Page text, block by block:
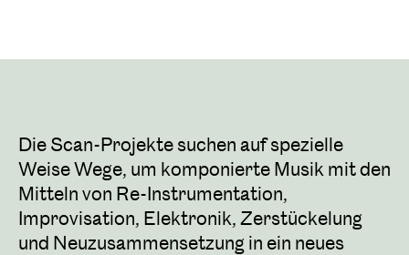
Die Scan-Projekte suchen auf spezielle
Weise Wege, um komponierte Musik mit den
Mitteln von Re-Instrumentation,
Improvisation, Elektronik, Zerstückelung
und Neuzusammensetzung in ein neues